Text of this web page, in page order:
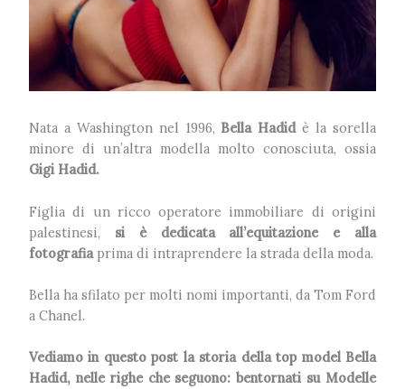
Nata a Washington nel 1996, Bella Hadidè la sorella
minore di un’altra modella molto conosciuta, ossia
Gigi Hadid.
Figlia di un ricco operatore immobiliare di origini
palestinesi, si è dedicata all’equitazione e alla
fotografiaprima di intraprendere la strada della moda.
Bella ha sfilato per molti nomi importanti, da Tom Ford
a Chanel.
Vediamo in questo post la storia della top model Bella
Hadid, nelle righe che seguono: bentornati su Modelle